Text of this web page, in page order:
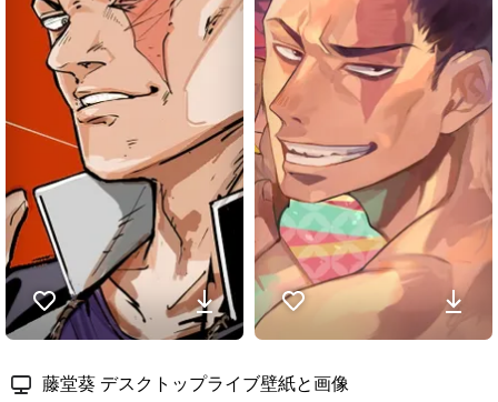
藤堂葵 デスクトップライブ壁紙と画像